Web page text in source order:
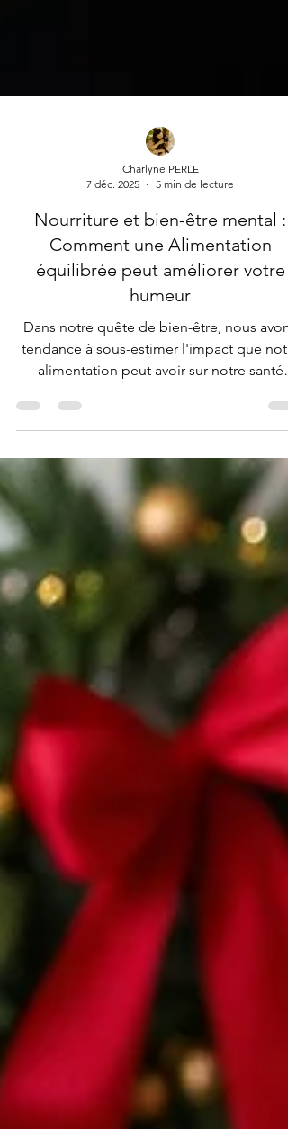
7 déc. 2025
5 min de lecture
Nourriture et bien-être mental :
Comment une Alimentation
équilibrée peut améliorer votre
humeur
Dans notre quête de bien-être, nous avons
tendance à sous-estimer l'impact que
alimentation peut avoir sur notre santé
niveau d'énergie et notre capacité à gérer
stress et l'anxiété. Cet article explore
comment une alimentation équilibrée
améliorer notre bien-être mental et met en
lumière certains aliments qui favorisent